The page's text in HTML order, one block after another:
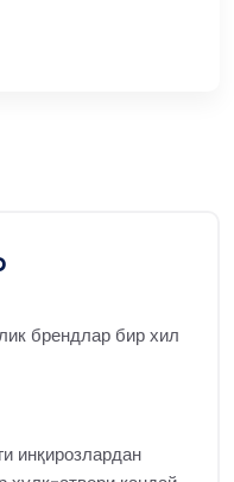
брендлар бир хил
инқирозлардан